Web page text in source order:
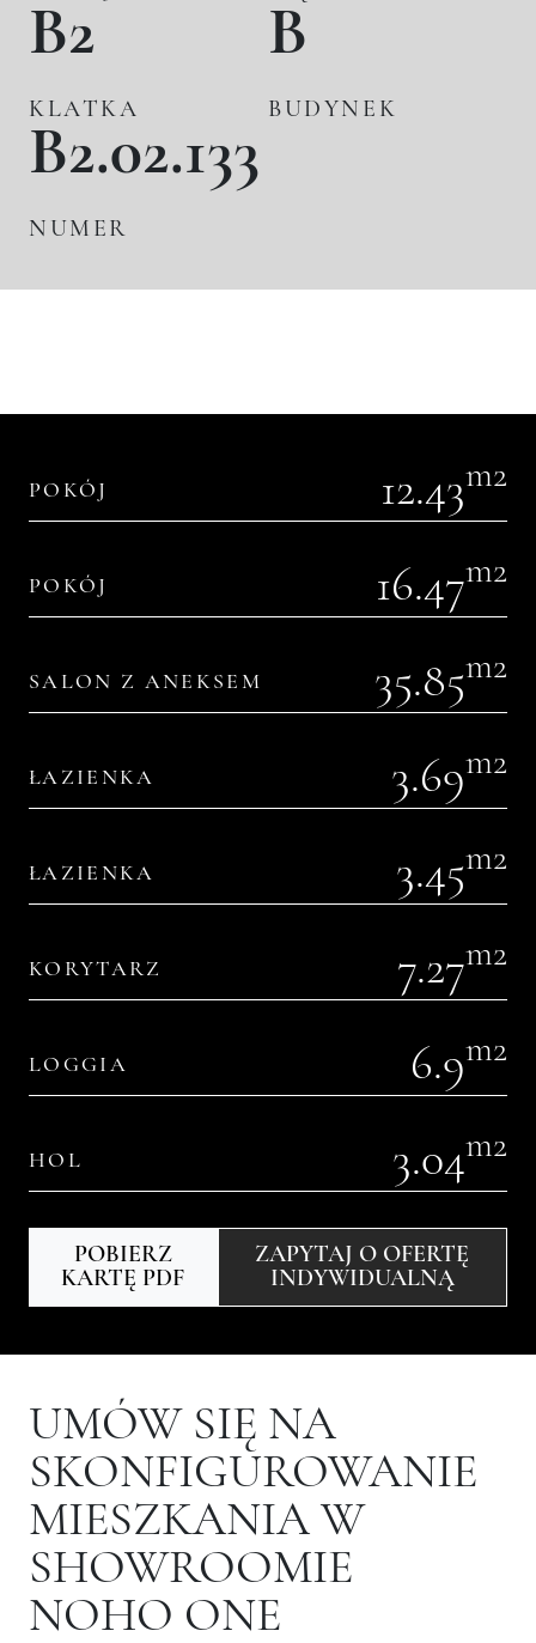
B2
KLATKA
B
BUDYNEK
B2.02.133
NUMER
POKÓJ 12.43m2
POKÓJ 16.47m2
SALON Z ANEKSEM 35.85m2
ŁAZIENKA 3.69m2
ŁAZIENKA 3.45m2
KORYTARZ 7.27m2
LOGGIA 6.9m2
HOL 3.04m2
POBIERZ
KARTĘ PDF
ZAPYTAJ O OFERTĘ
INDYWIDUALNĄ
UMÓW SIĘ NA
SKONFIGUROWANIE
MIESZKANIA W
SHOWROOMIE
NOHO ONE